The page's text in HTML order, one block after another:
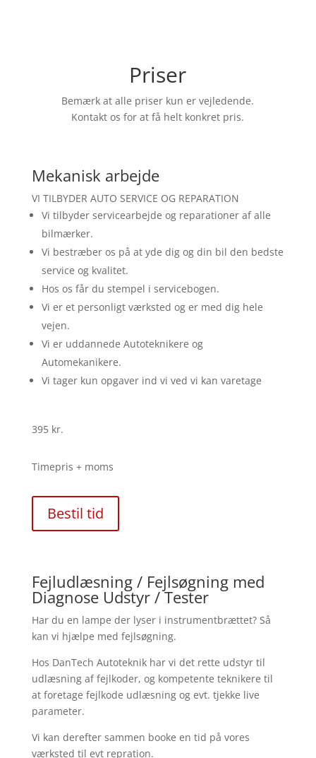
Priser
Bemærk at alle priser kun er vejledende.
Kontakt os for at få helt konkret pris.
Mekanisk arbejde
VI TILBYDER AUTO SERVICE OG REPARATION
Vi tilbyder servicearbejde og reparationer af alle
bilmærker.
Vi bestræber os på at yde dig og din bil den bedste
service og kvalitet.
Hos os får du stempel i servicebogen.
Vi er et personligt værksted og er med dig hele
vejen.
Vi er uddannede Autoteknikere og
Automekanikere.
Vi tager kun opgaver ind vi ved vi kan varetage
395 kr.
Timepris + moms
Bestil tid
Fejludlæsning / Fejlsøgning med
Diagnose Udstyr / Tester
Har du en lampe der lyser i instrumentbrættet? Så
kan vi hjælpe med fejlsøgning.
Hos DanTech Autoteknik har vi det rette udstyr til
udlæsning af fejlkoder, og kompetente teknikere til
at foretage fejlkode udlæsning og evt. tjekke live
parameter.
Vi kan derefter sammen booke en tid på vores
værksted til evt repration.